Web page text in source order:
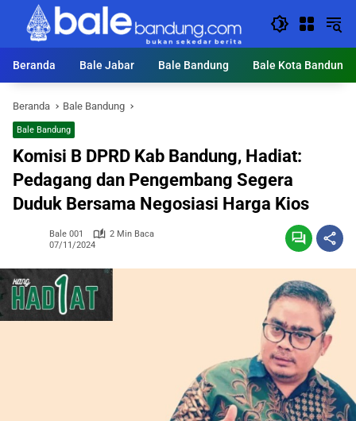
Langsung
konten
Beranda
Bale Jabar Bale Bandung Bale Kota Bandung
Beranda Bale Bandung
Bale Bandung
Komisi B DPRD Kab Bandung, Hadiat:
Pedagang dan Pengembang Segera
Duduk Bersama Negosiasi Harga Kios
Bale 001
2 Min Baca
07/11/2024